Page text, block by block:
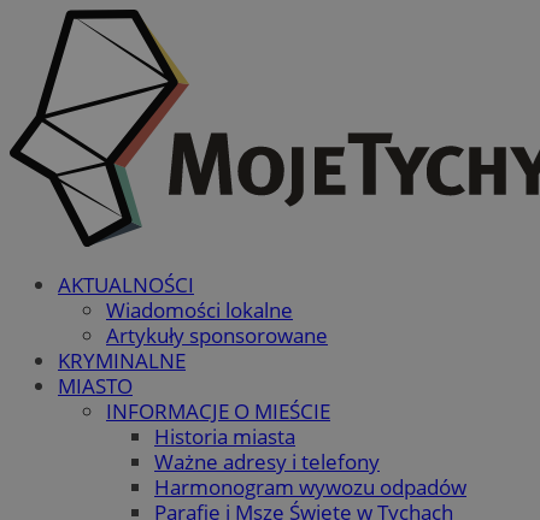
AKTUALNOŚCI
Wiadomości lokalne
Artykuły sponsorowane
KRYMINALNE
MIASTO
INFORMACJE O MIEŚCIE
Historia miasta
Ważne adresy i telefony
Harmonogram wywozu odpadów
Parafie i Msze Święte w Tychach